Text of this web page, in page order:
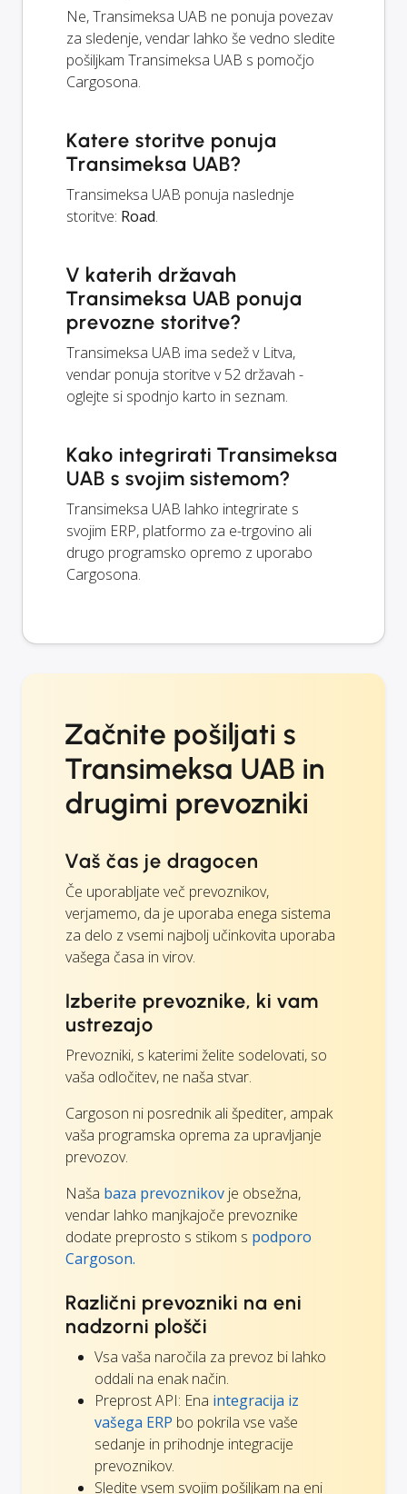
Ne, Transimeksa UAB ne ponuja povezav
za sledenje, vendar lahko še vedno sledite
pošiljkam Transimeksa UAB s pomočjo
Cargosona.
Katere storitve ponuja
Transimeksa UAB?
Transimeksa UAB ponuja naslednje
storitve: Road.
V katerih državah
Transimeksa UAB ponuja
prevozne storitve?
Transimeksa UAB ima sedež v Litva,
vendar ponuja storitve v 52 državah -
oglejte si spodnjo karto in seznam.
Kako integrirati Transimeksa
UAB s svojim sistemom?
Transimeksa UAB lahko integrirate s
svojim ERP, platformo za e-trgovino ali
drugo programsko opremo z uporabo
Cargosona.
Začnite pošiljati s
Transimeksa UAB in
drugimi prevozniki
Vaš čas je dragocen
Če uporabljate več prevoznikov,
verjamemo, da je uporaba enega sistema
za delo z vsemi najbolj učinkovita uporaba
vašega časa in virov.
Izberite prevoznike, ki vam
ustrezajo
Prevozniki, s katerimi želite sodelovati, so
vaša odločitev, ne naša stvar.
Cargoson ni posrednik ali špediter, ampak
vaša programska oprema za upravljanje
prevozov.
Naša baza prevoznikov je obsežna,
vendar lahko manjkajoče prevoznike
dodate preprosto s stikom s podporo
Cargoson.
Različni prevozniki na eni
nadzorni plošči
Vsa vaša naročila za prevoz bi lahko
oddali na enak način.
Preprost API: Ena integracija iz
vašega ERP bo pokrila vse vaše
sedanje in prihodnje integracije
prevoznikov.
Sledite vsem svojim pošiljkam na eni